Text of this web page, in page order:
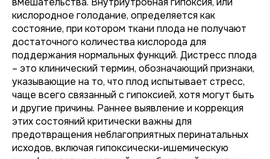
кислородное голодание, определяется как
состояние, при котором ткани плода не получают
достаточного количества кислорода для
поддержания нормальных функций. Дистресс плода
– это клинический термин, обозначающий признаки,
указывающие на то, что плод испытывает стресс,
чаще всего связанный с гипоксией, хотя могут быть
и другие причины. Раннее выявление и коррекция
этих состояний критически важны для
предотвращения неблагоприятных перинатальных
исходов, включая гипоксически-ишемическую